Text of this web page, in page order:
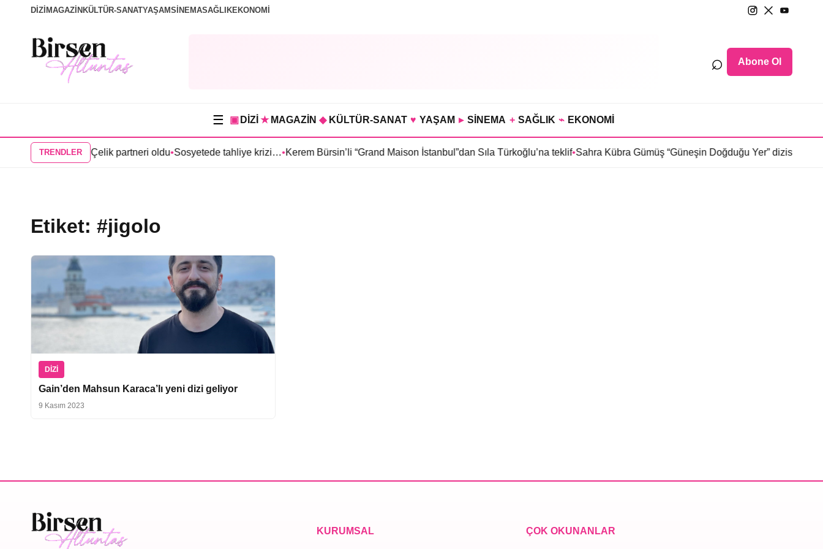
DİZİ MAGAZİN KÜLTÜR-SANATYAŞAMSİNEMASAĞLIKEKONOMİ
⌕ Abone Ol
☰ ▣ DİZİ ★ MAGAZİN ◆ KÜLTÜR-SANAT ♥ YAŞAM ▸ SİNEMA + SAĞLIK ⌁ EKONOMİ
TRENDLER
dizisinde Anıl Çelik partneri oldu•Sosyetede tahliye krizi…•Kerem Bürsin’li “Grand Maison İstanbul”dan Sıla Türkoğlu’na teklif• Sahra Kübra Gümüş “Güneşin Doğduğu Yer” dizisinde
Etiket: #jigolo
DIZI
Gain’den Mahsun Karaca’lı yeni dizi geliyor
9 Kasım 2023
KURUMSAL ÇOK OKUNANLAR